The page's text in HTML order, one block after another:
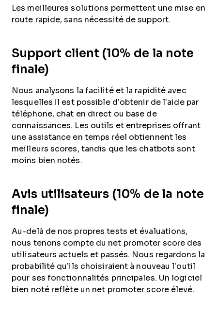
Les meilleures solutions permettent une mise en
route rapide, sans nécessité de support.
Support client (10% de la note
finale)
Nous analysons la facilité et la rapidité avec
lesquelles il est possible d’obtenir de l’aide par
téléphone, chat en direct ou base de
connaissances. Les outils et entreprises offrant
une assistance en temps réel obtiennent les
meilleurs scores, tandis que les chatbots sont
moins bien notés.
Avis utilisateurs (10% de la note
finale)
Au-delà de nos propres tests et évaluations,
nous tenons compte du net promoter score des
utilisateurs actuels et passés. Nous regardons la
probabilité qu’ils choisiraient à nouveau l’outil
pour ses fonctionnalités principales. Un logiciel
bien noté reflète un net promoter score élevé.